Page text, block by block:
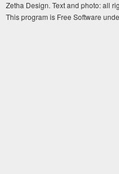
Zetha Design. Text and photo: all
This program is Free Software